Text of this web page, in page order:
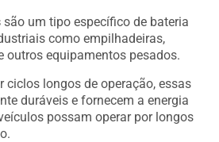
são um tipo específico de bateria
como empilhadeiras,
outros equipamentos pesados.
ciclos longos de operação, essas
duráveis e fornecem a energia
possam operar por longos